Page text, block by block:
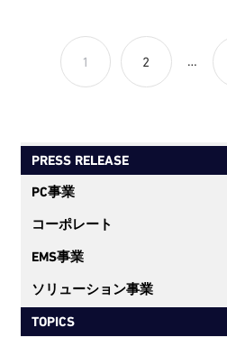
ー
ジ
送
り
1 2 …
PRESS RELEASE
PC事業
コーポレート
EMS事業
ソリューション事業
TOPICS